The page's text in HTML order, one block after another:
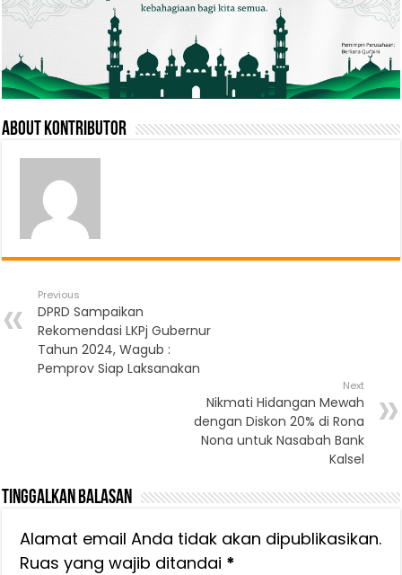
About Kontributor
Previous
DPRD Sampaikan
Rekomendasi LKPj Gubernur
Tahun 2024, Wagub :
Pemprov Siap Laksanakan
Next
Nikmati Hidangan Mewah
dengan Diskon 20% di Rona
Nona untuk Nasabah Bank
Kalsel
Tinggalkan Balasan
Alamat email Anda tidak akan dipublikasikan.
Ruas yang wajib ditandai *